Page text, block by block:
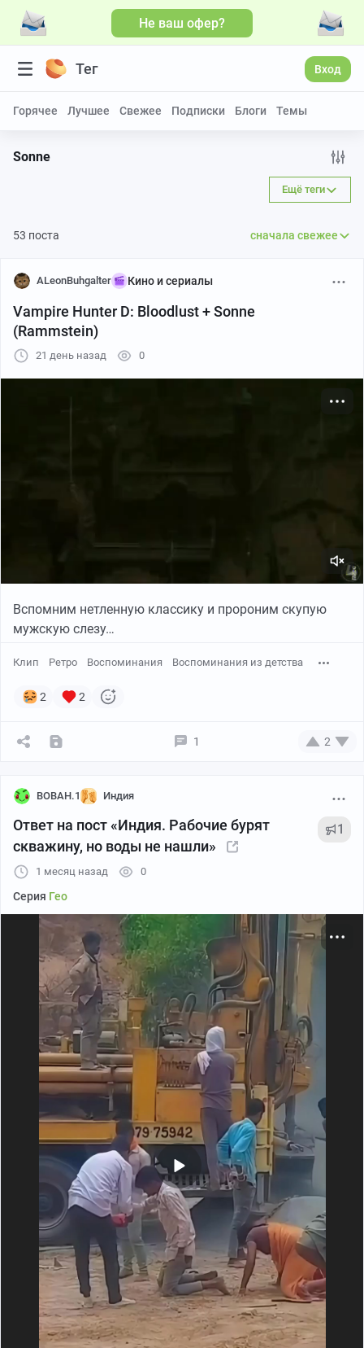
Не ваш офер?
Тег Вход
Горячее Лучшее Свежее Подписки Блоги Темы
Sonne
Ещё теги
53 поста сначала свежее
ALeonBuhgalter Кино и сериалы
Vampire Hunter D: Bloodlust + Sonne
(Rammstein)
21 день назад 0
Вспомним нетленную классику и пророним скупую
мужскую слезу…
Клип Ретро Воспоминания Воспоминания из детства
2 2
1 2
BOBAH.1 Индия
Ответ на пост «Индия. Рабочие бурят
скважину, но воды не нашли»
1
1 месяц назад 0
Серия Гео
Больше видео